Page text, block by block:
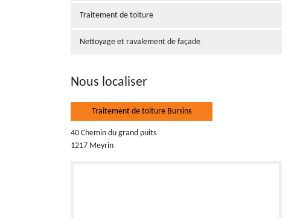
Traitement de toiture
Nettoyage et ravalement de façade
Nous localiser
Traitement de toiture Bursins
40 Chemin du grand puits
1217 Meyrin